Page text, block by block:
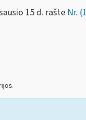
15 d. rašte Nr.